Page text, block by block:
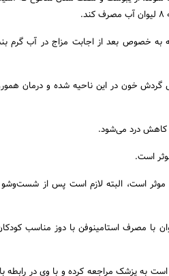
در صورتی که کودک حداقل به مدت ۳۰ دقیقه به خصوص بعد از اجابت مزاج
خون در این ناحیه شده و درمان
کاهش درد می‌شود.
است.
است، البته لازم است پس از
با مصرف استامینوفن با دوز مناسب
به پزشک مراجعه کرده و با وی در رابطه